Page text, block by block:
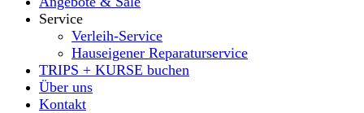
Service
Verleih-Service
Hauseigener Reparaturservice
TRIPS + KURSE buchen
Über uns
Kontakt